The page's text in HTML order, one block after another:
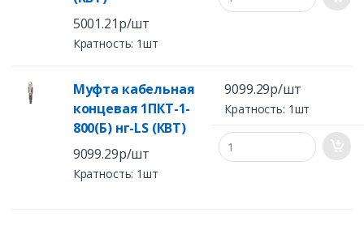
5001.21р/шт
Кратность: 1шт
Муфта кабельная
концевая 1ПКТ-1-
800(Б) нг-LS (КВТ)
9099.29р/шт
Кратность: 1шт
9099.29р/шт
Кратность: 1шт